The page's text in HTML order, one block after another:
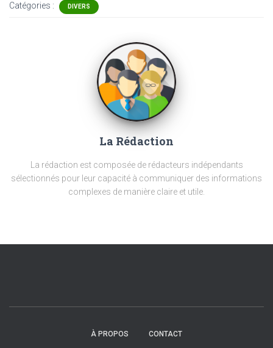
Catégories : DIVERS
La Rédaction
La rédaction est composée de rédacteurs indépendants
sélectionnés pour leur capacité à communiquer des informations
complexes de manière claire et utile.
À PROPOS CONTACT